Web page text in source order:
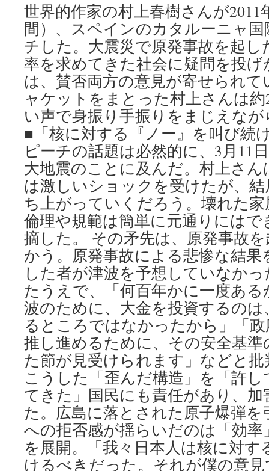
世界的作家の村上春樹さんが2011
間）、スペインのカタルーニャ
チした。大震災で原発事故を起し
率を求めてきた社会に疑問を投
は、賛否両方の意見が寄せられ
ャケットをまとった村上さんは
い声で身振り手振りをまじえな
■「核に対する『ノー』を叫び続
ピーチの話題は必然的に、3月11
大地震のことに及んだ。村上さ
は激しいショックを受けたが、
ち上がっていくだろう。壊れた
倫理や規範は簡単に元通りには
摘した。 その矛先は、原発事故
かう。原発事故による悲惨な結
した者が津波を予想していなか
たうえで、「何百年かに一度あ
波のために、大金を投資するの
るところではなかったから」「
推し進めるために、その安全基
た節が見受けられます」などと
こうした「歪んだ構造」を「許
てきた」国民にも責任があり、
た。広島に落とされた原子爆弾
への拒否感が揺らいだのは「効
を展開。「我々日本人は核に対す
けるべきだった。それが僕の意